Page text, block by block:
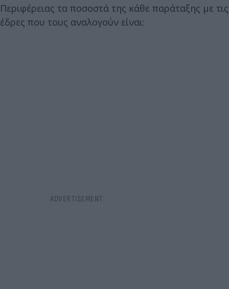
Περιφέρειας τα ποσοστά της κάθε παράταξης με τις
έδρες που τους αναλογούν είναι: